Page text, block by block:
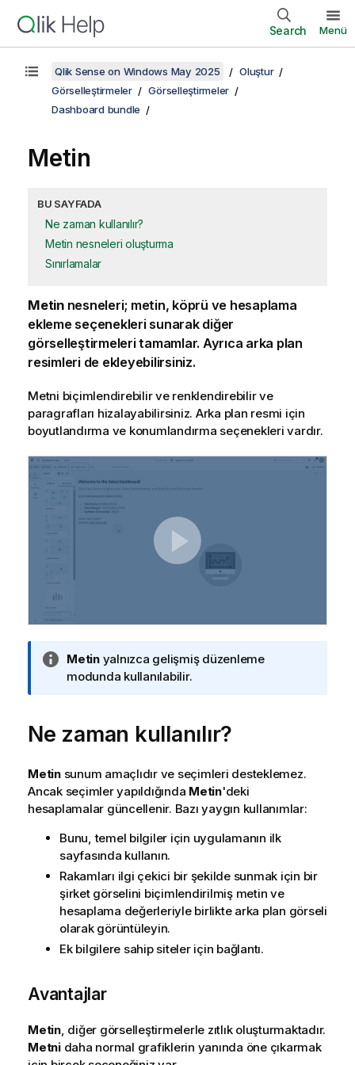
Search Menü
Qlik Sense on Windows May 2025
Oluştur
Görselleştirmeler
Görselleştirmeler
Dashboard bundle
Metin
BU SAYFADA
Ne zaman kullanılır?
Metin nesneleri oluşturma
Sınırlamalar
Metinnesneleri; metin, köprü ve hesaplama
ekleme seçenekleri sunarak diğer
görselleştirmeleri tamamlar. Ayrıca arka plan
resimleri de ekleyebilirsiniz.
Metni biçimlendirebilir ve renklendirebilir ve
paragrafları hizalayabilirsiniz. Arka plan resmi için
boyutlandırma ve konumlandırma seçenekleri vardır.
B
i
i
n
t
u
Metinyalnızca gelişmiş düzenleme
modunda kullanılabilir.
Ne zaman kullanılır?
Metinsunum amaçlıdır ve seçimleri desteklemez.
Ancak seçimler yapıldığında Metin'deki
hesaplamalar güncellenir. Bazı yaygın kullanımlar:
Bunu, temel bilgiler için uygulamanın ilk
sayfasında kullanın.
Rakamları ilgi çekici bir şekilde sunmak için bir
şirket görselini biçimlendirilmiş metin ve
hesaplama değerleriyle birlikte arka plan görseli
olarak görüntüleyin.
Ek bilgilere sahip siteler için bağlantı.
Avantajlar
Metin, diğer görselleştirmelerle zıtlık oluşturmaktadır.
Metnidaha normal grafiklerin yanında öne çıkarmak